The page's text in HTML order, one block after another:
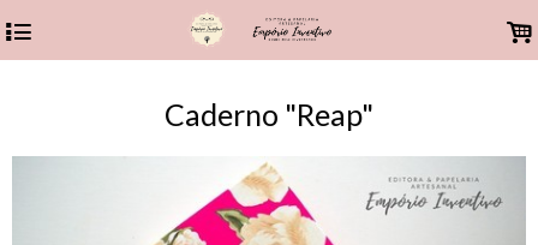
4 .
Caderno "Reap"